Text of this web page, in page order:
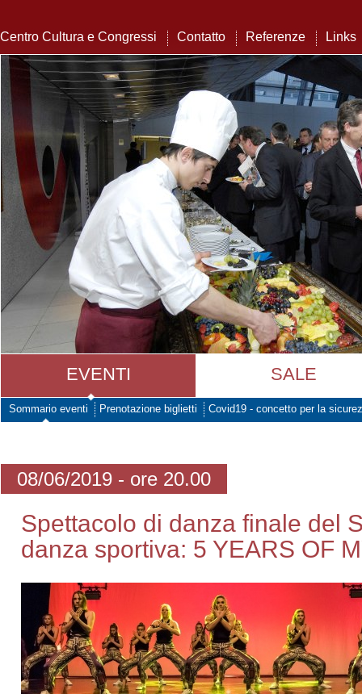
Centro Cultura e Congressi Contatto Referenze Links
EVENTI SALE
Sommario eventi Prenotazione biglietti Covid19 - concetto per la
08/06/2019 - ore 20.00
Spettacolo di danza finale del
danza sportiva: 5 YEARS OF